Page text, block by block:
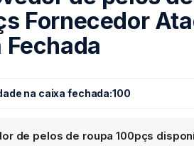
Fornecedor
Fechada
na caixa fechada:100
de pelos de roupa 100pçs